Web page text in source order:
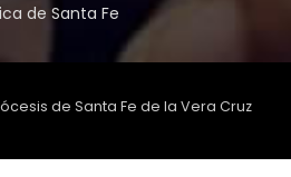
de Santa Fe
de Santa Fe de la Vera Cruz